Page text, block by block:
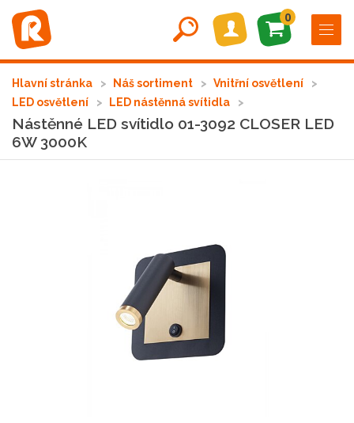
0
Hlavní stránka Náš sortiment
Vnitřní osvětlení
LED osvětlení
LED nástěnná svítidla
Nástěnné LED svítidlo 01-3092 CLOSER LED
6W 3000K